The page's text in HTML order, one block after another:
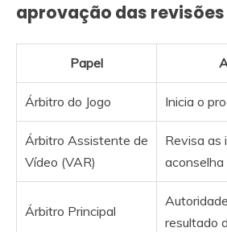
aprovação das revisões
Papel
Árbitro do Jogo Inicia o
Árbitro Assistente de
Vídeo (VAR)
Revisa as
aconselha
Árbitro Principal
resultado